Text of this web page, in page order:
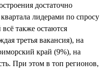
достаточно
лидерами по спросу
также остаются
третья вакансия), на
край (9%), на
При этом в топ регионов,